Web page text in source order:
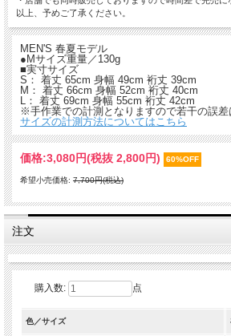
以上、予めご了承ください。
MEN'S 春夏モデル
●Mサイズ重量／130g
■実寸サイズ
S： 着丈 65cm 身幅 49cm 裄丈 39cm
M： 着丈 66cm 身幅 52cm 裄丈 40cm
L： 着丈 69cm 身幅 55cm 裄丈 42cm
※手作業での計測となりますので若干の誤差
サイズの計測方法についてはこちら
価格:3,080円(税抜 2,800円) 60%OFF
希望小売価格: 7,700円(税込)
注文
購入数: 点
色／サイズ